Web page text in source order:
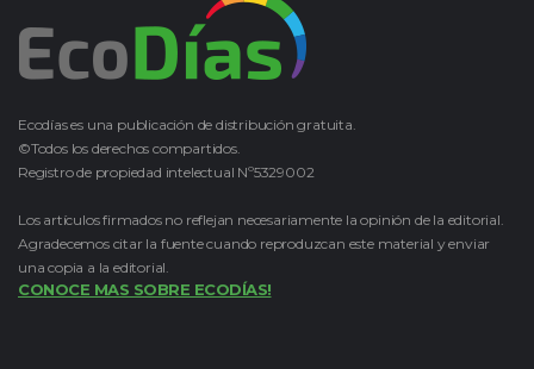
Ecodías es una publicación de distribución gratuita.
©Todos los derechos compartidos.
Registro de propiedad intelectual Nº5329002
Los artículos firmados no reflejan necesariamente la opinión de la editorial.
Agradecemos citar la fuente cuando reproduzcan este material y enviar
una copia a la editorial.
CONOCE MAS SOBRE ECODÍAS!